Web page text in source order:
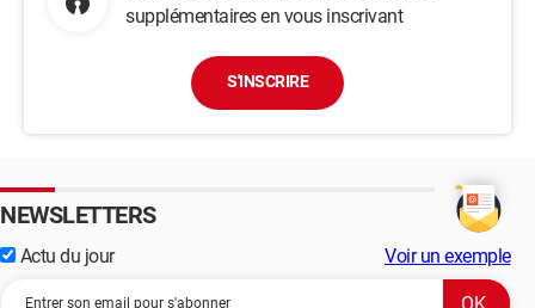
supplémentaires en vous inscrivant
S'INSCRIRE
NEWSLETTERS
Actu du jour Voir un exemple